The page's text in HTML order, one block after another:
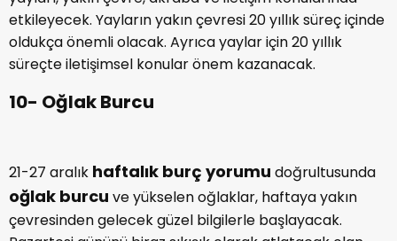
yayları, yakın çevre, akraba ve iletişim konularında
etkileyecek. Yayların yakın çevresi 20 yıllık süreç içinde
oldukça önemli olacak. Ayrıca yaylar için 20 yıllık
süreçte iletişimsel konular önem kazanacak.
10- Oğlak Burcu
21-27 aralık haftalık burç yorumu doğrultusunda
oğlak burcu ve yükselen oğlaklar, haftaya yakın
çevresinden gelecek güzel bilgilerle başlayacak.